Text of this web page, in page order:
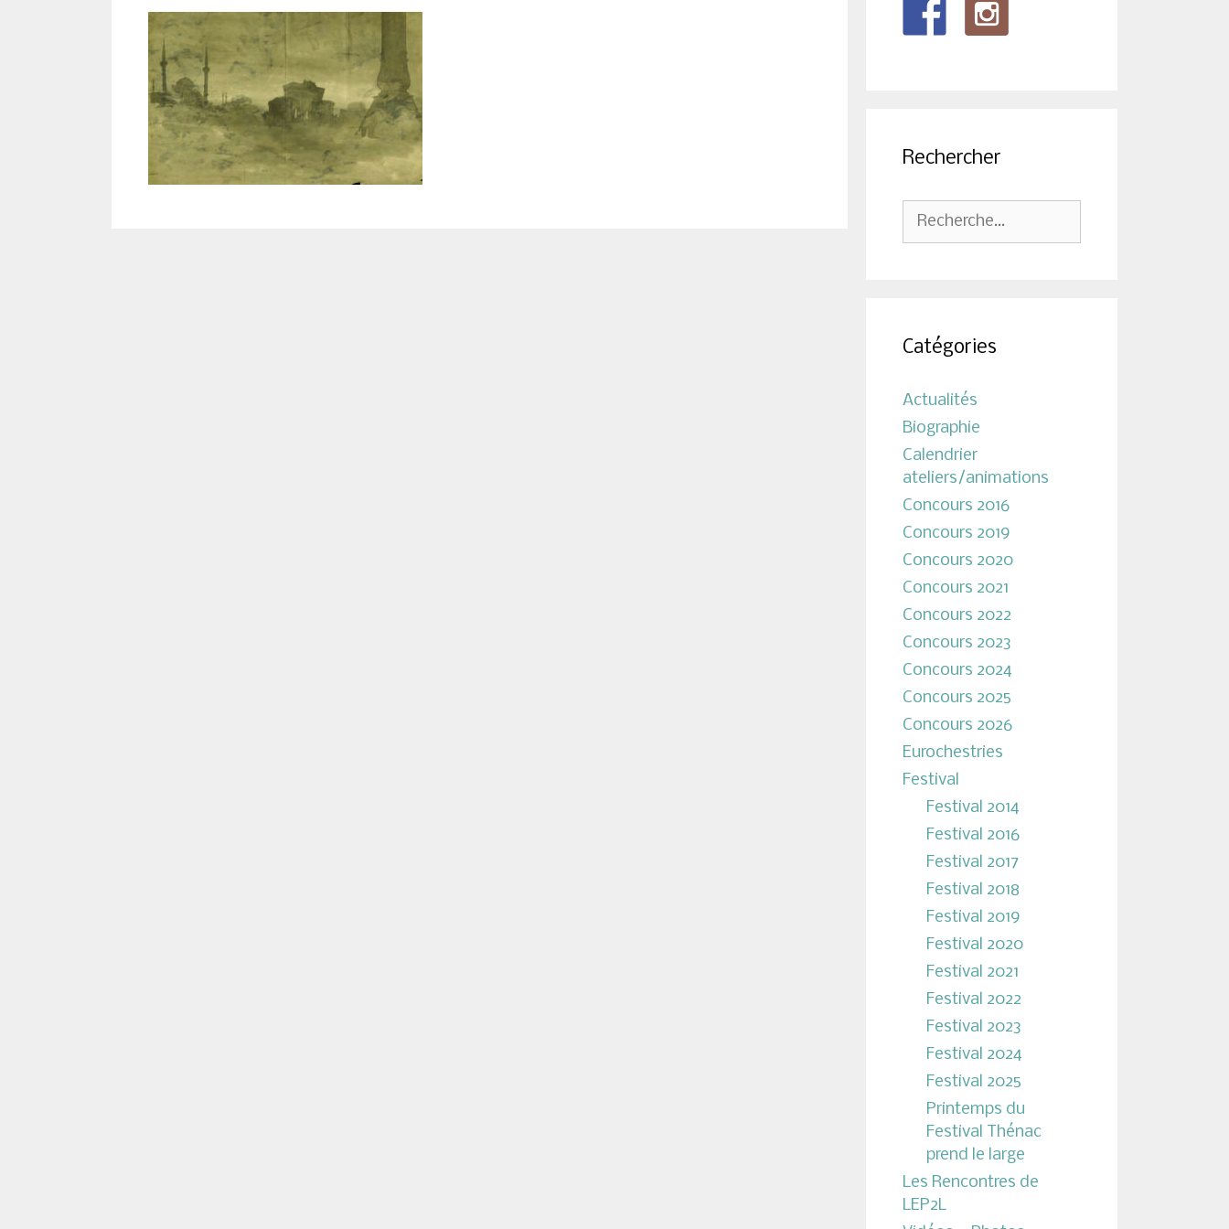
Rechercher
Rechercher :
Catégories
Actualités
Biographie
Calendrier
ateliers/animations
Concours 2016
Concours 2019
Concours 2020
Concours 2021
Concours 2022
Concours 2023
Concours 2024
Concours 2025
Concours 2026
Eurochestries
Festival
Festival 2014
Festival 2016
Festival 2017
Festival 2018
Festival 2019
Festival 2020
Festival 2021
Festival 2022
Festival 2023
Festival 2024
Festival 2025
Printemps du
Festival Thénac
prend le large
Les Rencontres de
LEP2L